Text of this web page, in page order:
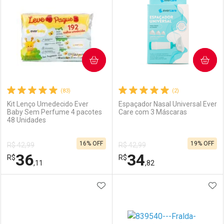
(83)
Kit Lenço Umedecido Ever
Baby Sem Perfume 4 pacotes
48 Unidades
R$ 42,99
R$36,11
16% OFF
COMPRAR
(2)
Espaçador Nasal Universal Ever
Care com 3 Máscaras
R$ 42,99
R$34,82
19% OFF
COMPRAR
Laboratório
Por Menos
ADICIONAR AOS FAVORITOS